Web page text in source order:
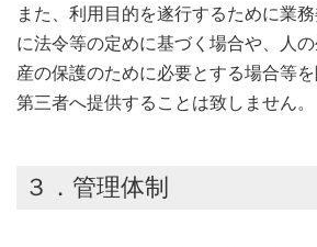
また、利用目的を遂行するために業
に法令等の定めに基づく場合や、人
産の保護のために必要とする場合等
第三者へ提供することは致しません。
３．管理体制